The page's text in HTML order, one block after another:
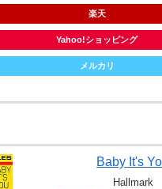
楽天
Yahoo!ショッピング
メルカリ
Baby It's
Hallmark